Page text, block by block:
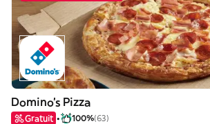
Domino's Pizza
Gratuit 100%(63)